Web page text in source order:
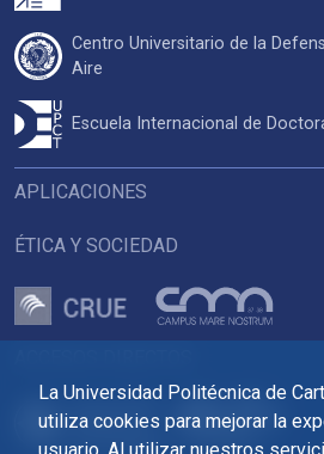
La Universidad Politécnica de
utiliza cookies para mejorar la
APLICACIONES
ÉTICA Y SOCIEDAD
Centro Universitario de la
Aire
Escuela Internacional de